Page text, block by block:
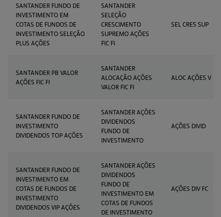
SANTANDER FUNDO DE
INVESTIMENTO EM
COTAS DE FUNDOS DE
INVESTIMENTO SELEÇÃO
PLUS AÇÕES
SANTANDER
SELEÇÃO
CRESCIMENTO
SUPREMO AÇÕES
FIC FI
SEL CRES SUP
SANTANDER PB VALOR
AÇÕES FIC FI
SANTANDER
ALOCAÇÃO AÇÕES
VALOR FIC FI
ALOC AÇÕES V
SANTANDER FUNDO DE
INVESTIMENTO
DIVIDENDOS TOP AÇÕES
SANTANDER AÇÕES
DIVIDENDOS
FUNDO DE
INVESTIMENTO
AÇÕES DIVID
SANTANDER FUNDO DE
INVESTIMENTO EM
COTAS DE FUNDOS DE
INVESTIMENTO
DIVIDENDOS VIP AÇÕES
SANTANDER AÇÕES
DIVIDENDOS
FUNDO DE
INVESTIMENTO EM
COTAS DE FUNDOS
DE INVESTIMENTO
AÇÕES DIV FC